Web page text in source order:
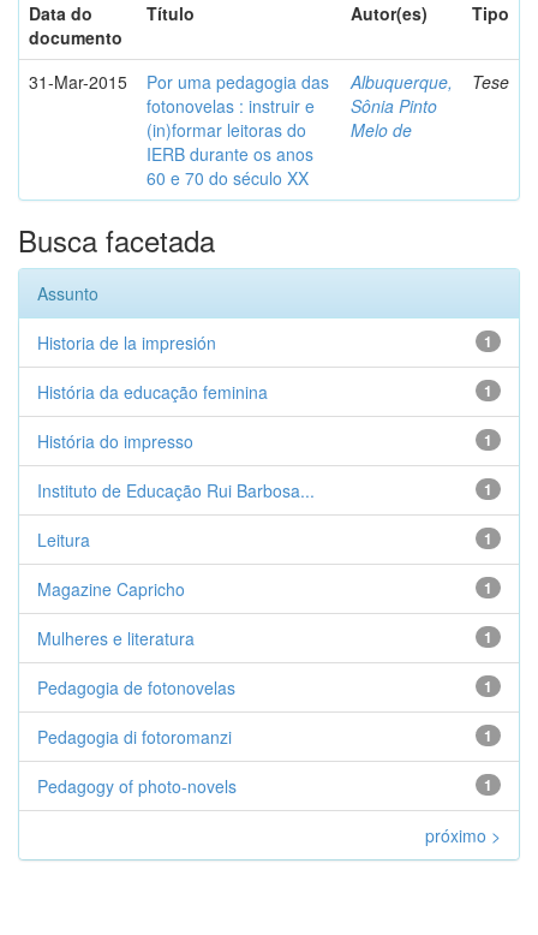
Data do
documento
Título Autor(es) Tipo
31-Mar-2015
Por uma pedagogia das
fotonovelas : instruir e
(in)formar leitoras do
IERB durante os anos
60 e 70 do século XX
Albuquerque,
Sônia Pinto
Melo de
Tese
Busca facetada
Assunto
1
Historia de la impresión
1
História da educação feminina
1
História do impresso
1
Instituto de Educação Rui Barbosa...
1
Leitura
1
Magazine Capricho
1
Mulheres e literatura
1
Pedagogia de fotonovelas
1
Pedagogia di fotoromanzi
1
Pedagogy of photo-novels
próximo >